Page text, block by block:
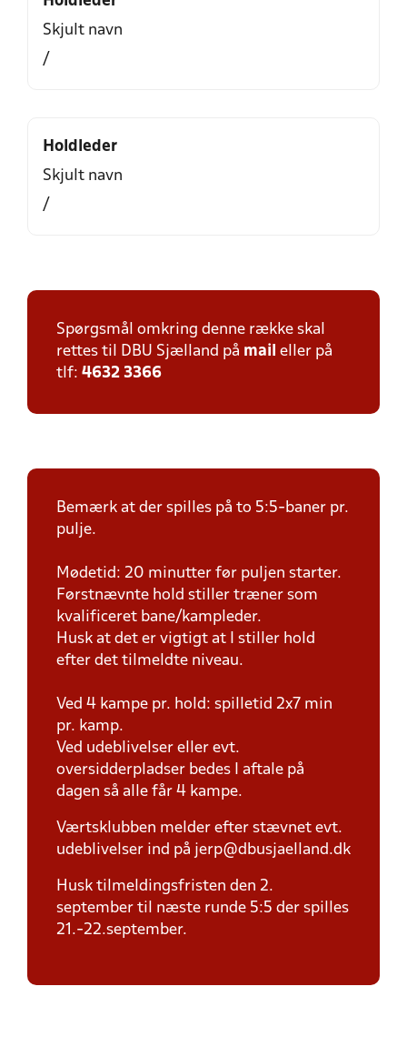
Skjult navn
/
Holdleder
Skjult navn
/
Spørgsmål omkring denne række skal
rettes til DBU Sjælland på mail eller på
tlf: 4632 3366
Bemærk at der spilles på to 5:5-baner pr.
pulje.
Mødetid: 20 minutter før puljen starter.
Førstnævnte hold stiller træner som
kvalificeret bane/kampleder.
Husk at det er vigtigt at I stiller hold
efter det tilmeldte niveau.
Ved 4 kampe pr. hold: spilletid 2x7 min
pr. kamp.
Ved udeblivelser eller evt.
oversidderpladser bedes I aftale på
dagen så alle får 4 kampe.
Værtsklubben melder efter stævnet evt.
udeblivelser ind på jerp@dbusjaelland.dk
Husk tilmeldingsfristen den 2.
september til næste runde 5:5 der spilles
21.-22.september.